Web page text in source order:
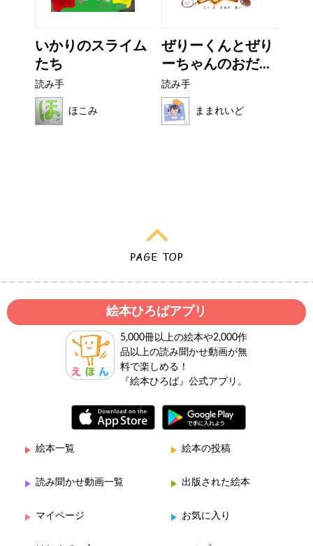
いかりのスライム
たち
読み手
ほこみ
ぜりーくんとぜり
ーちゃんのおだ...
読み手
ままれいど
絵本ひろばアプリ
5,000冊以上の絵本や2,000作
品以上の読み聞かせ動画が無
料で楽しめる！
『絵本ひろば』公式アプリ。
絵本一覧 絵本の投稿
読み聞かせ動画一覧 出版された絵本
マイページ お気に入り